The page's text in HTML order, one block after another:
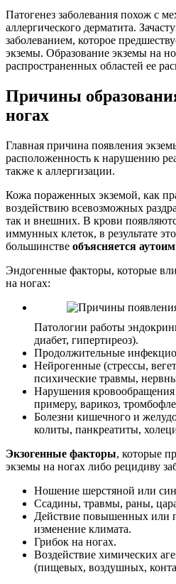
Патогенез заболевания похож с
аллергического дерматита.
заболеванием, которое
экземы. Образование экземы на
распространенных областей ее
Причины
ногах
Главная причина появления
расположенность к нарушению
также к аллергизации.
Кожа пораженных экземой, как
воздействию всевозможных
так и внешних. В крови
иммунных клеток, в результате
большинстве объясняется
Эндогенные факторы, которые
на ногах:
Патологии работы
диабет, гипертиреоз).
Продолжительные
Нейрогенные (стрессы,
психические травмы,
Нарушения кровообращения
примеру, варикоз,
Болезни кишечного и
колиты, панкреатиты,
Экзогенные факторы, которые
экземы на ногах либо рецидиву
Ношение шерстяной или
Ссадины, травмы, раны,
Действие повышенных или
изменение климата.
Грибок на ногах.
Воздействие химических
(пищевых, воздушных,